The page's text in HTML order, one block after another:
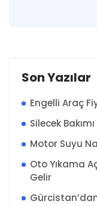
Son Yazılar
Engelli Araç
Silecek Bakımı
Motor Suyu
Oto Yıkama
Gelir